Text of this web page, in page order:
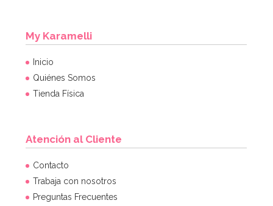
Set de 13 Accesorios para Photocall Dulce Navidad
My Karamelli
Inicio
Quiénes Somos
Tienda Física
Atención al Cliente
Contacto
Trabaja con nosotros
Preguntas Frecuentes